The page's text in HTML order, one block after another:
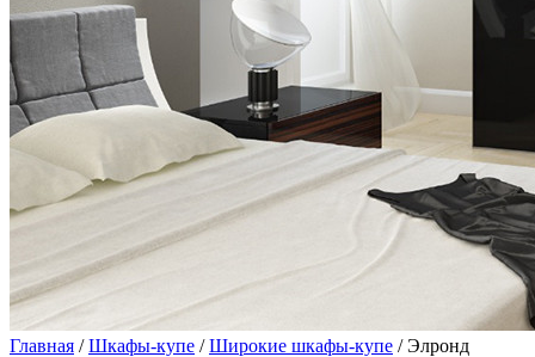
Главная /Шкафы-купе /Широкие шкафы-купе / Элронд